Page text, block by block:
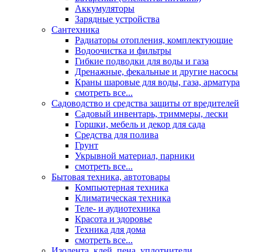
Аккумуляторы
Зарядные устройства
Сантехника
Радиаторы отопления, комплектующие
Водоочистка и фильтры
Гибкие подводки для воды и газа
Дренажные, фекальные и другие насосы
Краны шаровые для воды, газа, арматура
смотреть все...
Садоводство и средства защиты от вредителей
Садовый инвентарь, триммеры, лески
Горшки, мебель и декор для сада
Средства для полива
Грунт
Укрывной материал, парники
смотреть все...
Бытовая техника, автотовары
Компьютерная техника
Климатическая техника
Теле- и аудиотехника
Красота и здоровье
Техника для дома
смотреть все...